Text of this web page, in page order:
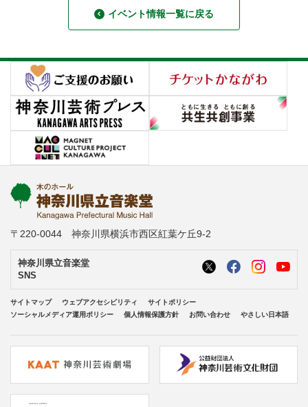
イベント情報一覧に戻る
〒220-0044 神奈川県横浜市西区紅葉ケ丘9-2
神奈川県立音楽堂
SNS
サイトマップ ウェブアクセシビリティ
サイトポリシー
ソーシャルメディア運用ポリシー
個人情報保護方針 お問い合わせ やさしい日本語